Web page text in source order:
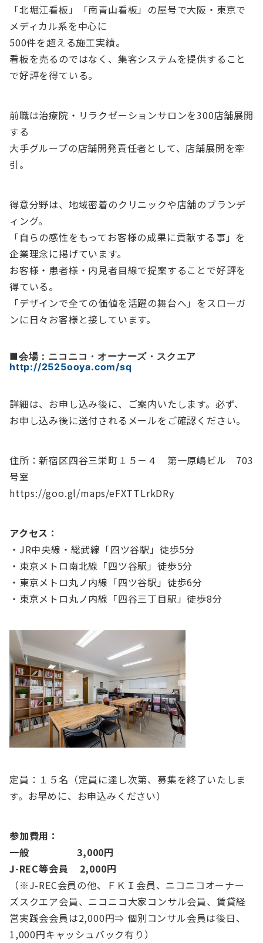
「北堀江看板」「南青山看板」の屋号で大阪・東京で
メディカル系を中心に
500件を超える施工実績。
看板を売るのではなく、集客システムを提供すること
で好評を得ている。
前職は治療院・リラクゼーションサロンを300店舗展開
する
大手グループの店舗開発責任者として、店舗展開を牽
引。
得意分野は、地域密着のクリニックや店舗のブランデ
ィング。
「自らの感性をもってお客様の成果に貢献する事」を
企業理念に掲げています。
お客様・患者様・内見者目線で提案することで好評を
得ている。
「デザインで全ての価値を活躍の舞台へ」をスローガ
ンに日々お客様と接しています。
■会場：ニコニコ・オーナーズ・スクエア
http://2525ooya.com/sq
詳細は、お申し込み後に、ご案内いたします。必ず、
お申し込み後に送付されるメールをご確認ください。
住所：新宿区四谷三栄町１５－４ 第一原嶋ビル 703
号室
https://goo.gl/maps/eFXTTLrkDRy
アクセス：
・JR中央線・総武線「四ツ谷駅」徒歩5分
・東京メトロ南北線「四ツ谷駅」徒歩5分
・東京メトロ丸ノ内線「四ツ谷駅」徒歩6分
・東京メトロ丸ノ内線「四谷三丁目駅」徒歩8分
定員：１５名（定員に達し次第、募集を終了いたしま
す。お早めに、お申込みください）
参加費用：
一般 3,000円
J-REC等会員 2,000円
（※J-REC会員の他、ＦＫＩ会員、ニコニコオーナー
ズスクエア会員、ニコニコ大家コンサル会員、賃貸経
営実践会会員は2,000円⇒ 個別コンサル会員は後日、
1,000円キャッシュバック有り）